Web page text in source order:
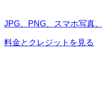
JPG、PNG、スマホ写真
料金とクレジットを見る